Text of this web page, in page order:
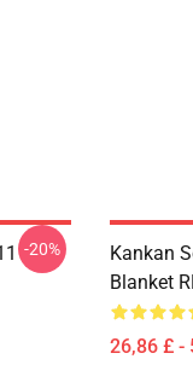
-20%
Kankan
Blanket
26,86 £ -